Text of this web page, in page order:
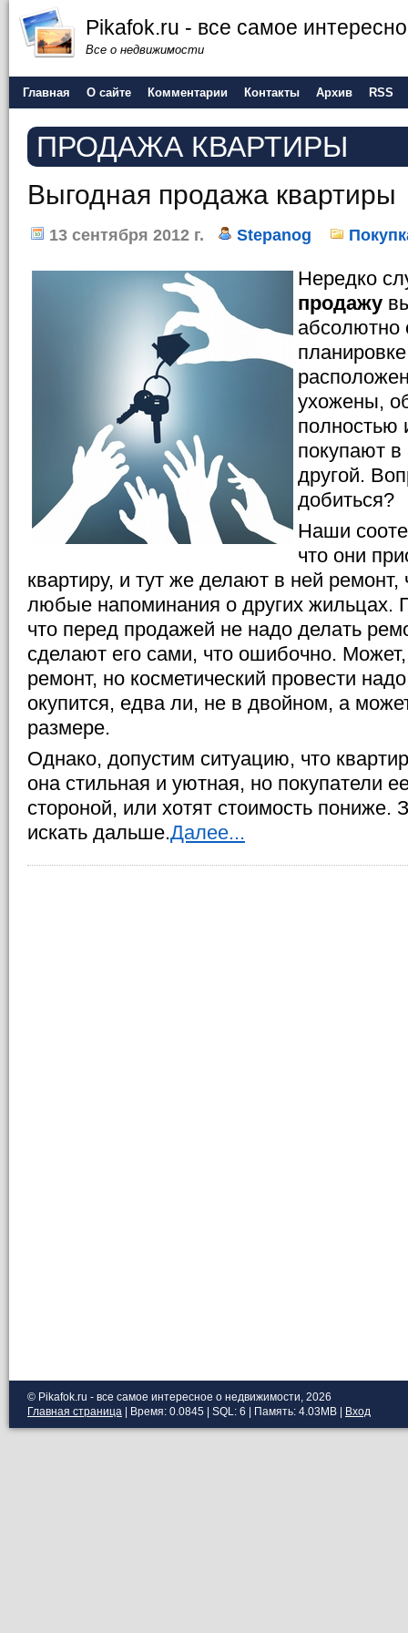
Pikafok.ru - все самое
Все о недвижимости
Главная О сайте Комментарии Контакты Архив RSS
ПРОДАЖА КВАРТИРЫ
Выгодная продажа квартиры
13 сентября 2012 г. Stepanog
Нередко
продажу
абсолютно
ухожены,
полностью
покупают
другой.
добиться?
Наши
что они
квартиру, и тут же делают в ней ремонт,
любые напоминания о других жильцах.
что перед продажей не надо делать
сделают его сами, что ошибочно.
ремонт, но косметический провести
окупится, едва ли, не в двойном, а
размере.
Однако, допустим ситуацию, что
она стильная и уютная, но покупатели
стороной, или хотят стоимость пониже.
искать дальше.Далее...
© Pikafok.ru - все самое интересное о недвижимости, 2026
Главная страница | Время: 0.0845 | SQL: 6 | Память: 4.03MB Вход